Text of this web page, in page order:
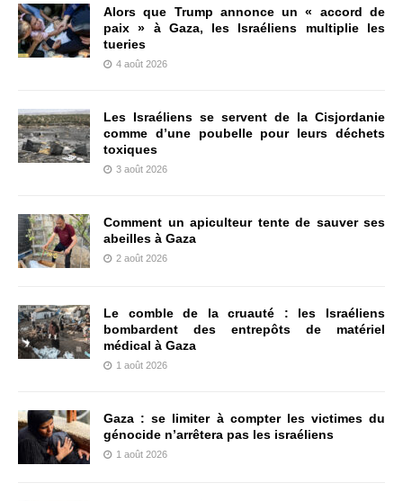
Alors que Trump annonce un « accord de
paix » à Gaza, les Israéliens multiplie les
tueries
4 août 2026
Les Israéliens se servent de la Cisjordanie
comme d’une poubelle pour leurs déchets
toxiques
3 août 2026
Comment un apiculteur tente de sauver ses
abeilles à Gaza
2 août 2026
Le comble de la cruauté : les Israéliens
bombardent des entrepôts de matériel
médical à Gaza
1 août 2026
Gaza : se limiter à compter les victimes du
génocide n’arrêtera pas les israéliens
1 août 2026